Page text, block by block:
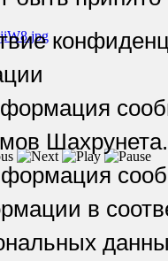
Шахрунета.
в